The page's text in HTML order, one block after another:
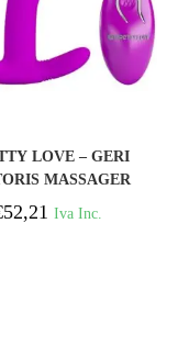
LOVE – GERI
MASSAGER
CONTROLE
REMOTO
52,21 Iva Inc.